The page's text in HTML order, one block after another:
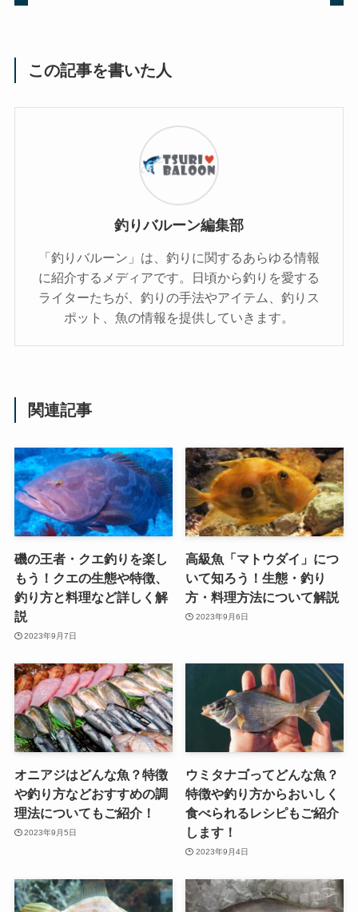
この記事を書いた人
釣りバルーン編集部
「釣りバルーン」は、釣りに関するあらゆる情報
に紹介するメディアです。日頃から釣りを愛する
ライターたちが、釣りの手法やアイテム、釣りス
ポット、魚の情報を提供していきます。
関連記事
磯の王者・クエ釣りを楽し
もう！クエの生態や特徴、
釣り方と料理など詳しく解
説
2023年9月7日
高級魚「マトウダイ」につ
いて知ろう！生態・釣り
方・料理方法について解説
2023年9月6日
オニアジはどんな魚？特徴
や釣り方などおすすめの調
理法についてもご紹介！
2023年9月5日
ウミタナゴってどんな魚？
特徴や釣り方からおいしく
食べられるレシピもご紹介
します！
2023年9月4日